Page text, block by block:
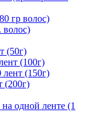
гр волос)
волос)
(50г)
(100г)
(150г)
(200г)
одной ленте (1